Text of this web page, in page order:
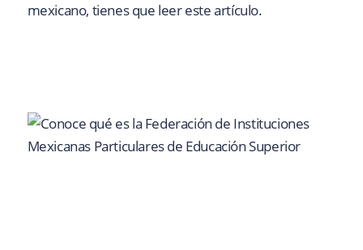
mexicano, tienes que leer este artículo.